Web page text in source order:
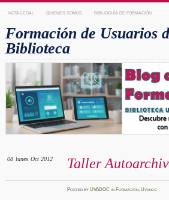
NOTA LEGAL QUIENES SOMOS BIBLIOGUÍA DE FORMACIÓN
Formación de Usuarios
Biblioteca
Taller
08 lunes Oct 2012
PostedbyUVADOC inFormación ,Uvadoc